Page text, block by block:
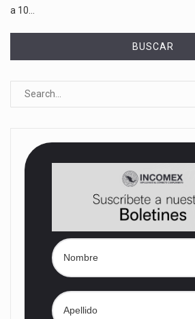
a 10…
BUSCAR